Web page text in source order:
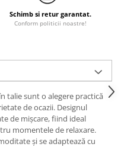
Schimb si retur garantat.
Conform politicii noastre!
talie sunt o alegere practică
de ocazii. Designul
de mișcare, fiind ideal
momentele de relaxare.
și se adaptează cu